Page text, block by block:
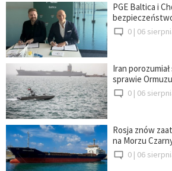
PGE Baltica i
0 | 06
Iran
sprawie
0 | 06
Rosja znów
na Morzu
0 | 06